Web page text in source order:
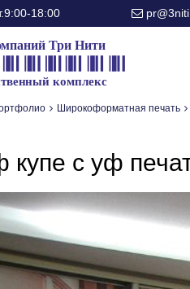
18:00
Широкоформатная печать
купе с уф